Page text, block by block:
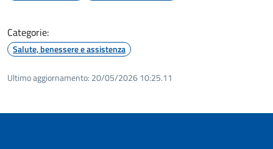
Categorie:
Salute, benessere e assistenza
Ultimo aggiornamento: 20/05/2026 10:25.11